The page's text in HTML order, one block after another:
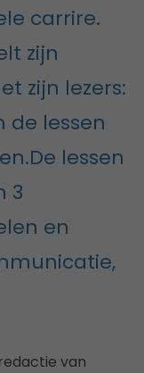
carrire.
zijn
zijn lezers:
de lessen
lessen
3
en
van